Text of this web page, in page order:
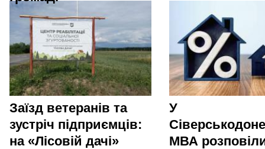
Заїзд ветеранів та
зустріч підприємців:
на «Лісовій дачі»
У
МВА